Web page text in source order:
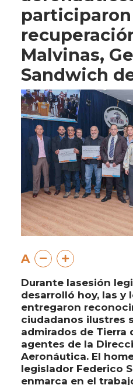
participaron
Malvinas,
Sandwich
A
Durante lasesión
desarrolló hoy, las y
entregaron
ciudadanos ilustres
admirados de Tierra
agentes de la
Aeronáutica. El
legislador Federico
enmarca en el